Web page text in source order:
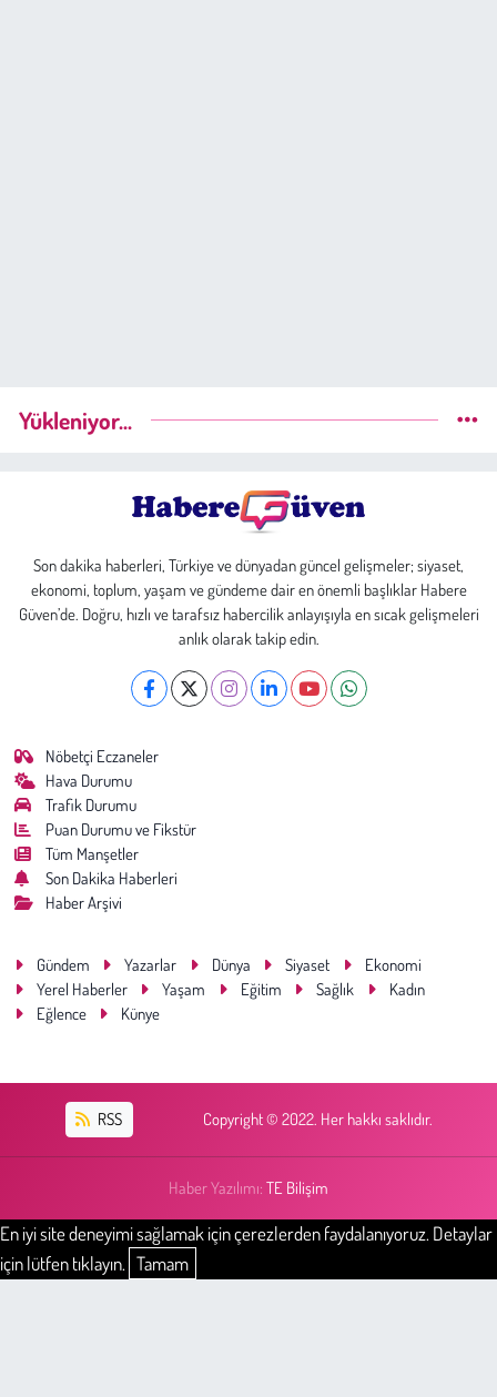
Yükleniyor...
Son dakika haberleri, Türkiye ve dünyadan güncel gelişmeler; siyaset,
ekonomi, toplum, yaşam ve gündeme dair en önemli başlıklar Habere
Güven’de. Doğru, hızlı ve tarafsız habercilik anlayışıyla en sıcak gelişmeleri
anlık olarak takip edin.
Nöbetçi Eczaneler
Hava Durumu
Trafik Durumu
Puan Durumu ve Fikstür
Tüm Manşetler
Son Dakika Haberleri
Haber Arşivi
Gündem Yazarlar Dünya Siyaset
Ekonomi
Yerel Haberler
Yaşam Eğitim Sağlık
Kadın
Eğlence
Künye
RSS Copyright © 2022. Her hakkı saklıdır.
Haber Yazılımı: TE Bilişim
En iyi site deneyimi sağlamak için çerezlerden faydalanıyoruz. Detaylar
için lütfen tıklayın. Tamam